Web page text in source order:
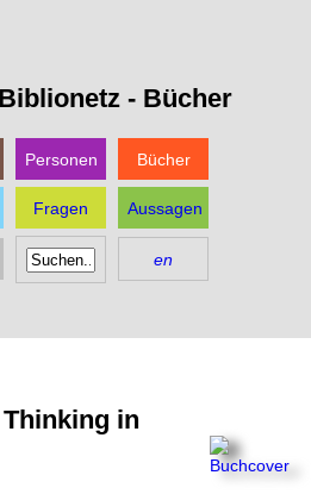
- Bücher
Personen Bücher
Fragen Aussagen
en
in